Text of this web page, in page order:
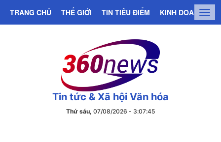
TRANG CHỦ THẾ GIỚI TIN TIÊU ĐIỂM KINH DOANH
Tin tức & Xã hội Văn hóa
Thứ sáu, 07/08/2026 - 3:07:46